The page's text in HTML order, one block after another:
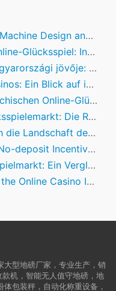
Impact on Player Engagement
und Herausforderungen
és innovatív megoldások
und Branchenbewertungen
Regulierung und Innovation
Apps bei nachhaltiger Nutzerbindung
in der Schweiz erheblich gewan
casino the Online casinos In the 2026
der führenden Anbieter
on Credibility and Transparency
大型地磅厂家，专业生产，销
机，智能无人值守地磅，地
包装秤，自动化称重设备，